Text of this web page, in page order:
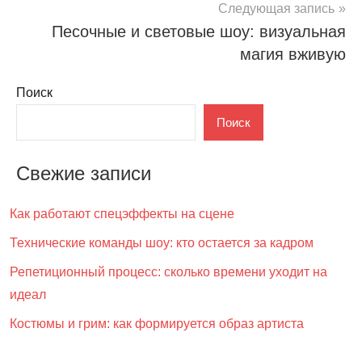
Следующая запись
Песочные и световые шоу: визуальная
магия вживую
Поиск
Поиск
Свежие записи
Как работают спецэффекты на сцене
Технические команды шоу: кто остается за кадром
Репетиционный процесс: сколько времени уходит на
идеал
Костюмы и грим: как формируется образ артиста